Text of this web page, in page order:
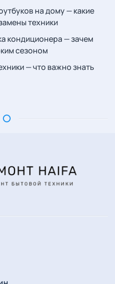
на дому — какие
техники
кондиционера — зачем
сезоном
— что важно знать